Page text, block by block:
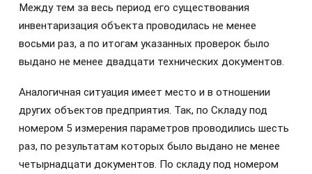
Между тем за весь период его существования
инвентаризация объекта проводилась не менее
восьми раз, а по итогам указанных проверок было
выдано не менее двадцати технических документов.
Аналогичная ситуация имеет место и в отношении
других объектов предприятия. Так, по Складу под
номером 5 измерения параметров проводились шесть
раз, по результатам которых было выдано не менее
четырнадцати документов. По складу под номером